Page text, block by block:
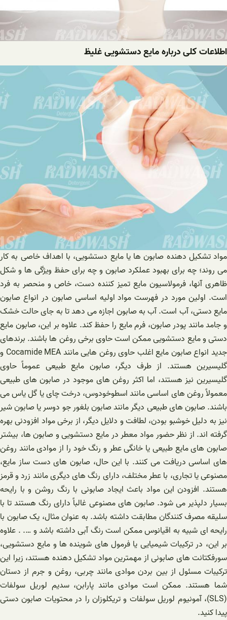
اطلاعات کلی درباره مایع دستشویی غلیظ
مواد تشکیل دهنده صابون ها یا مایع دستشویی، با اهداف خاصی به کار
می روند؛ چه برای بهبود عملکرد صابون و چه برای حفظ ویژگی ها و شکل
ظاهری آنها، فرمولاسیون مایع تمیز کننده دست، خاص و منحصر به فرد
است. اولین مورد در فهرست مواد اولیه اساسی صابون در انواع صابون
مایع دستی، آب است. آب به صابون اجازه می دهد تا به جای حالت خشک
و جامد مانند پودر صابون، فرم مایع را حفظ کند. علاوه بر این، صابون مایع
دستی و مایع دستشویی ممکن است حاوی برخی روغن ها باشند. برندهای
جدید انواع صابون مایع اغلب حاوی روغن هایی مانند Cocamide MEA و
گلیسیرین هستند. از طرف دیگر، صابون مایع طبیعی عموماً حاوی
گلیسیرین نیز هستند، اما اکثر روغن های موجود در صابون های طبیعی
معمولاً روغن های اساسی مانند اسطوخودوس، درخت چای یا گل یاس می
باشند. صابون های طبیعی دیگر مانند صابون بلغور جو دوسر یا صابون شیر
نیز به دلیل خوشبو بودن، لطافت و دلایل دیگر، از برخی مواد افزودنی بهره
گرفته اند. از نظر حضور مواد معطر در مایع دستشویی و صابون ها، بیشتر
صابون های مایع طبیعی یا خانگی عطر و رنگ خود را از موادی مانند روغن
های اساسی دریافت می کنند. با این حال، صابون های دست ساز مایع،
مصنوعی یا تجاری، با عطر مختلف، دارای رنگ های دیگری مانند زرد و قرمز
هستند. افزودن این مواد باعث ایجاد صابونی با رنگ روشن و با رایحه
بسیار دلپذیر می شود. صابون های مصنوعی غالباً دارای رنگ هستند تا با
سلیقه مصرف کنندگان مطابقت داشته باشد. به عنوان مثال، یک صابون با
رایحه ای شبیه به اقیانوس ممکن است رنگ آبی داشته باشد و …. . علاوه
بر این، در ترکیبات شیمیایی یا فرمول های شوینده ها و مایع دستشویی،
سورفکتانت های صابونی از مهمترین مواد تشکیل دهنده هستند، زیرا این
ترکیبات مسئول از بین بردن موادی مانند چربی، روغن و جرم از دستان
شما هستند. ممکن است موادی مانند پارابن، سدیم لوریل سولفات
(SLS)، آمونیوم لوریل سولفات و تریکلوزان را در محتویات صابون دستی
پیدا کنید.